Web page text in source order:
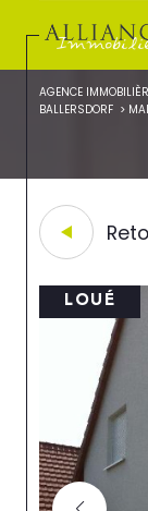
AGENCE
BALLERSDORF
LOUÉ